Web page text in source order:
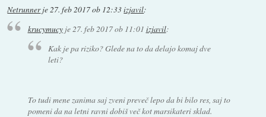
Netrunnerje27. feb 2017 ob 12:33izjavil:
krucymucyje27. feb 2017 ob 11:01 izjavil:
Kak je pa riziko? Glede na to da delajo komaj dve
leti?
To tudi mene zanima saj zveni preveč lepo da bi bilo res, saj to
pomeni da na letni ravni dobiš več kot marsikateri sklad.